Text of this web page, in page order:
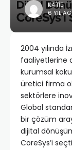
KATIE
6 YIL
2004 yılında
faaliyetlerine
kurumsal
üretici firma
sektörlere
Global
bir çözüm
dijital
CoreSys’i